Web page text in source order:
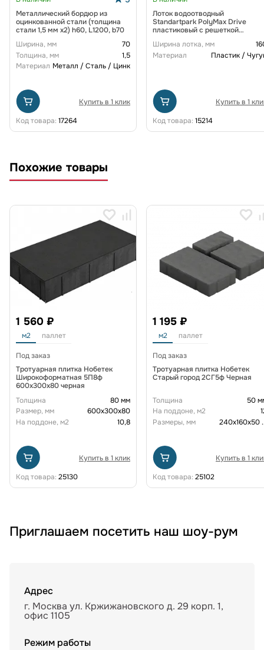
Металлический бордюр из
оцинкованной стали (толщина
стали 1,5 мм x2) h60, L1200, b70
Ширина, мм
70
Толщина, мм
1,5
Материал Металл / Сталь / Цинк
Купить в 1 клик
Код товара: 17264
Лоток водоотводный
Standartpark PolyMax Drive
пластиковый с решеткой
(комплект) 0805034-М
Ширина лотка, мм
Материал
Пластик /
Купить в 1
Код товара: 15214
Похожие товары
1 560 ₽
м2 паллет
Под заказ
Тротуарная плитка Нобетек
Широкоформатная 5П8ф
600x300x80 черная
Толщина
80 мм
Размер, мм
600х300х80
На поддоне, м2
10,8
Купить в 1 клик
Код товара: 25130
1 195 ₽
м2 паллет
Под заказ
Тротуарная плитка Нобетек
Старый город 2СГ5ф Черная
Толщина
50
На поддоне, м2
Размеры, мм
240x160x50
Купить в 1
Код товара: 25102
Приглашаем посетить наш шоу-рум
Адрес
г. Москва ул. Кржижановского д. 29 корп. 1,
офис 1105
Режим работы